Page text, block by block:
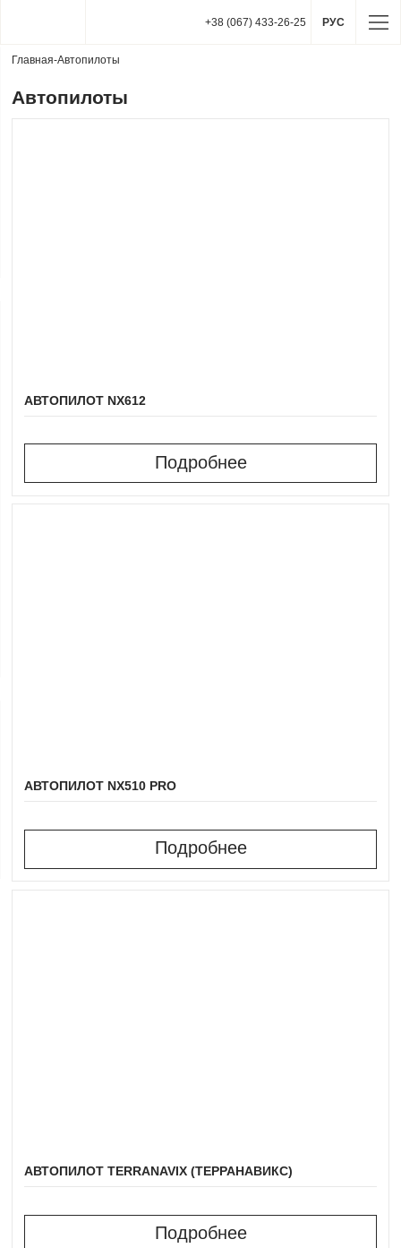
+38 (067) 433-26-25 РУС
Главная-Автопилоты
Автопилоты
АВТОПИЛОТ NX612
Подробнее
АВТОПИЛОТ NX510 PRO
Подробнее
АВТОПИЛОТ TERRANAVIX (ТЕРРАНАВИКС)
Подробнее